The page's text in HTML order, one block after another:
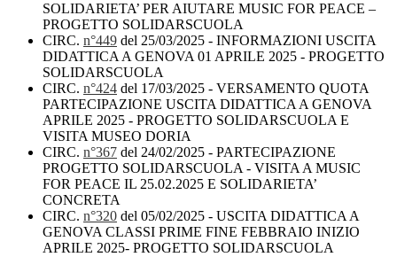
SOLIDARIETA’ PER AIUTARE MUSIC FOR PEACE –
PROGETTO SOLIDARSCUOLA
CIRC. n°449 del 25/03/2025 - INFORMAZIONI USCITA
DIDATTICA A GENOVA 01 APRILE 2025 - PROGETTO
SOLIDARSCUOLA
CIRC. n°424 del 17/03/2025 - VERSAMENTO QUOTA
PARTECIPAZIONE USCITA DIDATTICA A GENOVA
APRILE 2025 - PROGETTO SOLIDARSCUOLA E
VISITA MUSEO DORIA
CIRC. n°367 del 24/02/2025 - PARTECIPAZIONE
PROGETTO SOLIDARSCUOLA - VISITA A MUSIC
FOR PEACE IL 25.02.2025 E SOLIDARIETA’
CONCRETA
CIRC. n°320 del 05/02/2025 - USCITA DIDATTICA A
GENOVA CLASSI PRIME FINE FEBBRAIO INIZIO
APRILE 2025- PROGETTO SOLIDARSCUOLA